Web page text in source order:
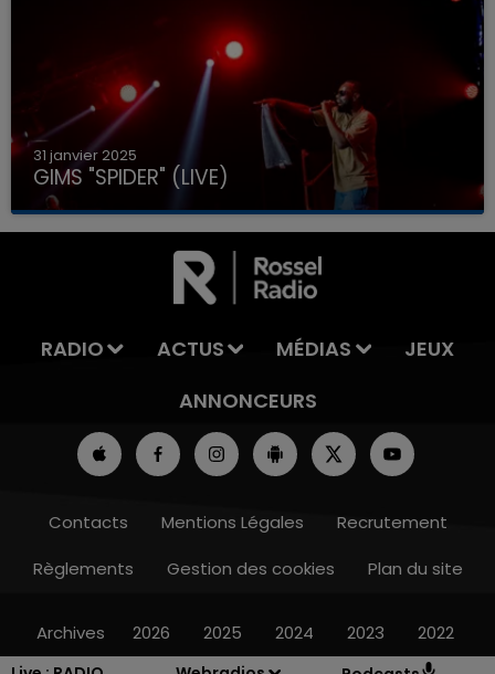
31 janvier 2025
GIMS "SPIDER" (LIVE)
RADIO ACTUS MÉDIAS
JEUX
ANNONCEURS
Contacts Mentions Légales
Recrutement
Règlements
Gestion des cookies Plan du site
Archives 2026 2025 2024 2023 2022